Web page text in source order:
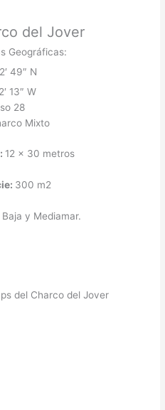
del Jover
Geográficas:
49″ N
13″ W
28
Mixto
12 x 30 metros
300 m2
Baja y Mediamar.
del Charco del Jover